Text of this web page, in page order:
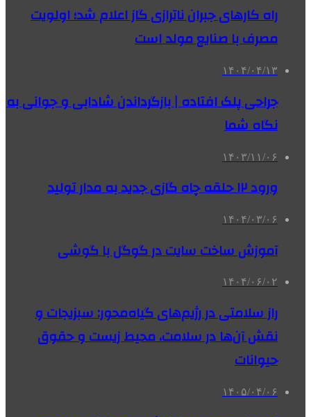
راه کارهای جبران ناترازی گاز اعلام شد؛ اولویت
مصرف با صنایع مولد است
۱۴۰۴/۰۴/۱۳
جراحی پلک افتاده | بازگرداندن شادابی و جوانی به
نگاه شما
۱۴۰۳/۱۱/۰۶
ورود ۱۲ حلقه چاه گازی جدید به مدار تولید
۱۴۰۴/۰۳/۰۶
آموزش ساخت سایت در گوگل با گوشی
۱۴۰۴/۰۶/۰۲
راز سلامتی در رژیم‌های گیاه‌محور: سبزیجات و
نقش آن‌ها در سلامت، محیط زیست و حقوق
حیوانات
۱۴۰۵/۰۴/۰۶